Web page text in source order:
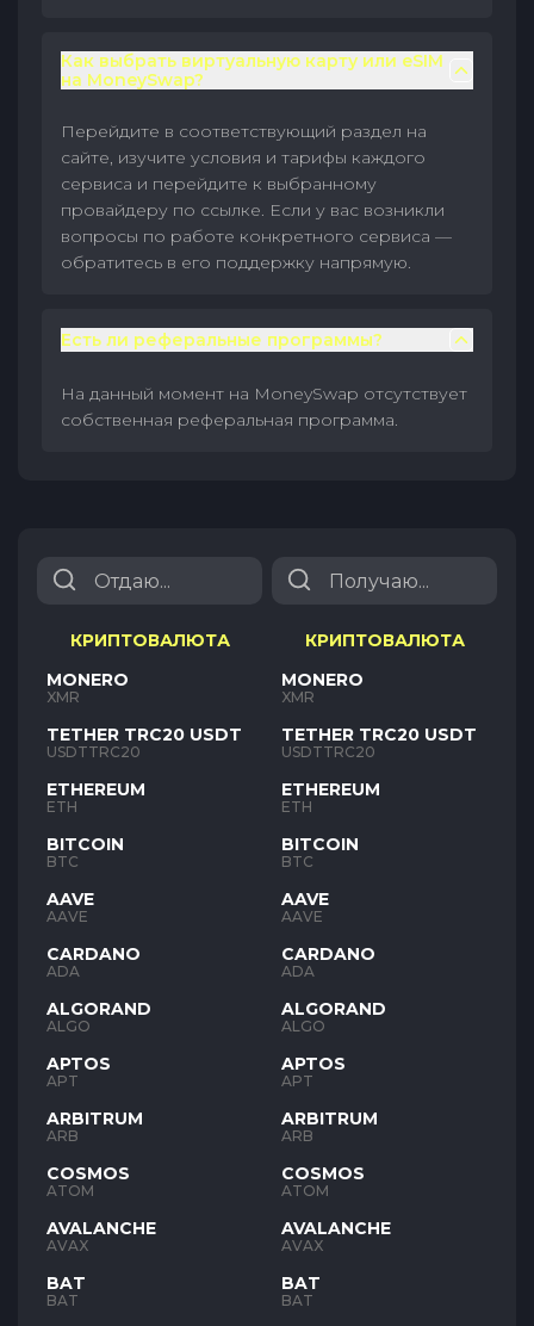
Как выбрать виртуальную карту или eSIM
на MoneySwap?
Перейдите в соответствующий раздел на
сайте, изучите условия и тарифы каждого
сервиса и перейдите к выбранному
провайдеру по ссылке. Если у вас возникли
вопросы по работе конкретного сервиса —
обратитесь в его поддержку напрямую.
Есть ли реферальные программы?
На данный момент на MoneySwap отсутствует
собственная реферальная программа.
КРИПТОВАЛЮТА
MONERO
XMR
TETHER TRC20 USDT
USDTTRC20
ETHEREUM
ETH
BITCOIN
BTC
AAVE
AAVE
CARDANO
ADA
ALGORAND
ALGO
APTOS
APT
ARBITRUM
ARB
COSMOS
ATOM
AVALANCHE
AVAX
BAT
BAT
КРИПТОВАЛЮТА
MONERO
XMR
TETHER TRC20 USDT
USDTTRC20
ETHEREUM
ETH
BITCOIN
BTC
AAVE
AAVE
CARDANO
ADA
ALGORAND
ALGO
APTOS
APT
ARBITRUM
ARB
COSMOS
ATOM
AVALANCHE
AVAX
BAT
BAT